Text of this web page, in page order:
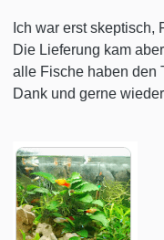
skeptisch, Fische
kam aber sehr gut
haben den Transport
gerne wieder!